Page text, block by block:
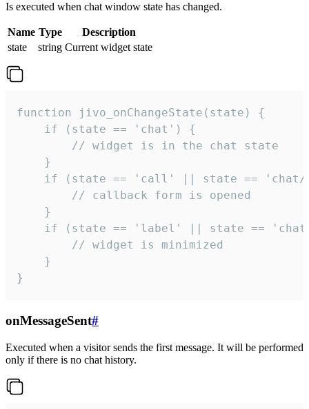
Is executed when chat window state has changed.
Name Type
Description
state
string Current widget state
function jivo_onChangeState(state) {
    if (state == 'chat') {
        // widget is in the chat state
    }
if (state == 'call' || state ==
        // callback form is opened
    }
if (state == 'label' || state ==
        // widget is minimized
    }
}
onMessageSent#
Executed when a visitor sends the first message. It will be performed
only if there is no chat history.